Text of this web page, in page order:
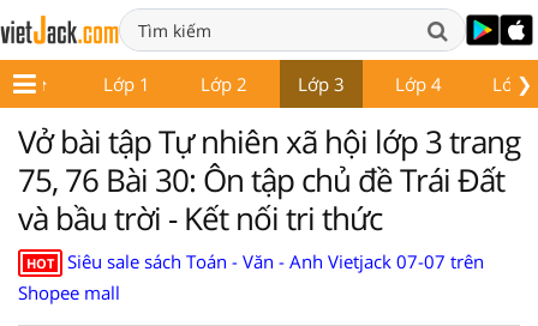
❯
Lớp 1 Lớp 2 Lớp 3 Lớp 4 Lớp 5
Vở bài tập Tự nhiên xã hội lớp 3 trang
75, 76 Bài 30: Ôn tập chủ đề Trái Đất
và bầu trời - Kết nối tri thức
HOT
Siêu sale sách Toán - Văn - Anh Vietjack 07-07 trên
Shopee mall